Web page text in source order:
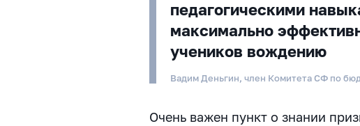
педагогическими
максимально
учеников вождению
Вадим Деньгин, член Комитета СФ по
Очень важен пункт о знании